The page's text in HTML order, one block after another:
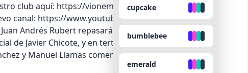
cupcake
bumblebee
emerald
club aquí: https://vionemedia.com/haztesocio 📢
canal: https://www.youtube.com/@ViOnePlus Jano
Andrés Rubert repasará la actualidad, contaremos
de Javier Chicote, y en tertulia con Hermenegildo
y Manuel Llamas comentarán la filtración de los
Delcygate en relación a las tramas de corrupción